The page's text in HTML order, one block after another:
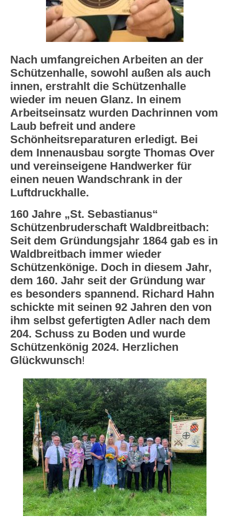
Nach umfangreichen Arbeiten an der
Schützenhalle, sowohl außen als auch
innen, erstrahlt die Schützenhalle
wieder im neuen Glanz. In einem
Arbeitseinsatz wurden Dachrinnen vom
Laub befreit und andere
Schönheitsreparaturen erledigt. Bei
dem Innenausbau sorgte Thomas Over
und vereinseigene Handwerker für
einen neuen Wandschrank in der
Luftdruckhalle.
160 Jahre „St. Sebastianus“
Schützenbruderschaft Waldbreitbach:
Seit dem Gründungsjahr 1864 gab es in
Waldbreitbach immer wieder
Schützenkönige. Doch in diesem Jahr,
dem 160. Jahr seit der Gründung war
es besonders spannend. Richard Hahn
schickte mit seinen 92 Jahren den von
ihm selbst gefertigten Adler nach dem
204. Schuss zu Boden und wurde
Schützenkönig 2024. Herzlichen
Glückwunsch!